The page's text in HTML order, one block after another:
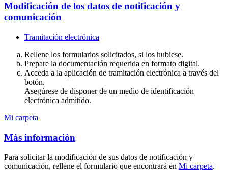
Modificación de los datos de notificación y
comunicación
Tramitación electrónica
Rellene los formularios solicitados, si los hubiese.
Prepare la documentación requerida en formato digital.
Acceda a la aplicación de tramitación electrónica a través del
botón.
Asegúrese de disponer de un medio de identificación
electrónica admitido.
Mi carpeta
Más información
Para solicitar la modificación de sus datos de notificación y
comunicación, rellene el formulario que encontrará en Mi carpeta.